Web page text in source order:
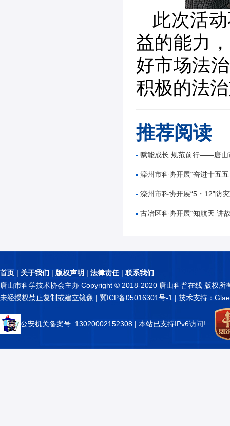
此次活
益的能力
好市场法
积极的法
推荐阅读
赋能成长 规范前行——唐山市公路学会举办公路工
滦州市科协开展“奋进十五五 科技谱新篇”全国
滦州市科协开展“5・12”防灾减
古冶区科协开展“知航天 讲故事 逐星辰——中国
首页 | 关于我们 | 版权声明 | 法律责任| 联系我们
唐山市科学技术协会主办 Copyright © 2018-2020 唐山科普在线 版权所
未经授权禁止复制或建立镜像 | 冀ICP备05016301号-1 | 技术支持：
公安机关备案号: 13020002152308 | 本站已支持IPv6访问!